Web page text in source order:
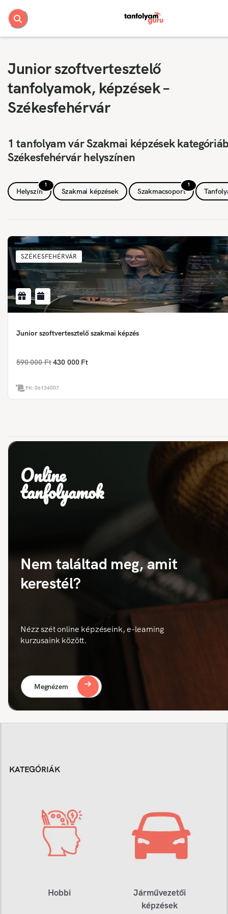
Junior szoftvertesztelő
tanfolyamok, képzések –
Székesfehérvár
1 tanfolyam vár Szakmai képzések
Székesfehérvár helyszínen
1
Helyszín Szakmai képzések
1
Szakmacsoport
SZÉKESFEHÉRVÁR
Junior szoftvertesztelő szakmai képzés
590 000 Ft 430 000 Ft
PK:06134007
Online
tanfolyamok
Nem találtad meg, amit
kerestél?
Nézz szét online képzéseink, e-learning
kurzusaink között.
Megnézem
KATEGÓRIÁK
Hobbi
Járművezetői
képzések